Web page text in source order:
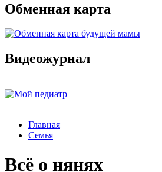
Обменная карта
Видеожурнал
Главная
Семья
Всё о нянях